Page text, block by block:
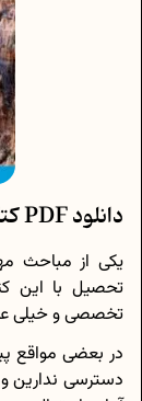
دانلود PDF کتاب آمار و احتمال یازدهم ریاضی
یکی از مباحث
تحصیل با این
تخصصی و خیلی
در بعضی مواقع
دسترسی ندارین